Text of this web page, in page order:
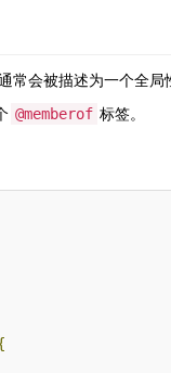
常会被描述为一个全
@memberof 标签。